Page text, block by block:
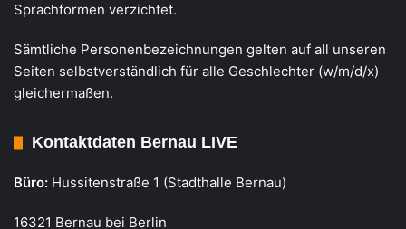
Sprachformen verzichtet.
Sämtliche Personenbezeichnungen gelten auf all unseren
Seiten selbstverständlich für alle Geschlechter (w/m/d/x)
gleichermaßen.
Kontaktdaten Bernau LIVE
Büro: Hussitenstraße 1 (Stadthalle Bernau)
16321 Bernau bei Berlin